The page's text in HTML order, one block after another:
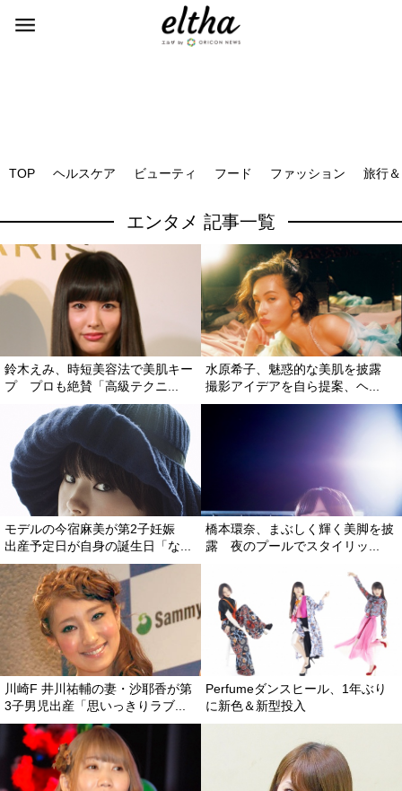
TOP ヘルスケア ビューティ フード ファッション 旅行
エンタメ 記事一覧
鈴木えみ、時短美容法で美肌キー
プ プロも絶賛「高級テクニ...
水原希子、魅惑的な美肌を披露
撮影アイデアを自ら提案、ヘ...
モデルの今宿麻美が第2子妊娠
出産予定日が自身の誕生日「な...
橋本環奈、まぶしく輝く美脚を披
露 夜のプールでスタイリッ...
川崎F 井川祐輔の妻・沙耶香が第
3子男児出産「思いっきりラブ...
Perfumeダンスヒール、1年ぶり
に新色＆新型投入